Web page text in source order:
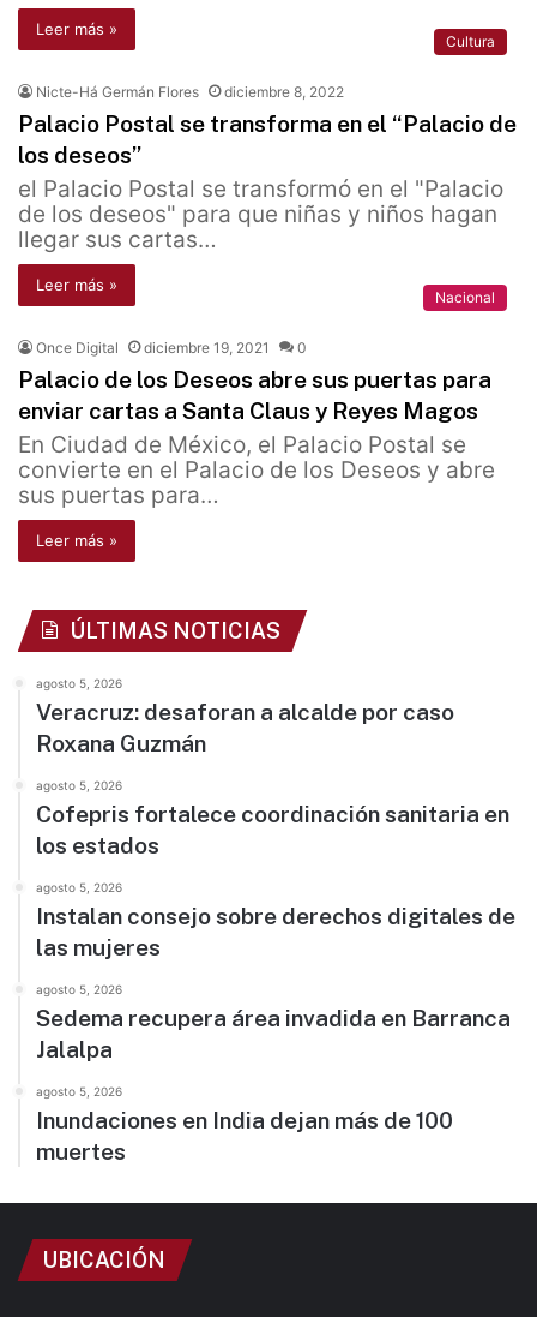
Leer más »
Cultura
Nicte-Há Germán Flores diciembre 8, 2022
Palacio Postal se transforma en el “Palacio de
los deseos”
el Palacio Postal se transformó en el "Palacio
de los deseos" para que niñas y niños hagan
llegar sus cartas…
Leer más »
Nacional
Once Digital diciembre 19, 2021 0
Palacio de los Deseos abre sus puertas para
enviar cartas a Santa Claus y Reyes Magos
En Ciudad de México, el Palacio Postal se
convierte en el Palacio de los Deseos y abre
sus puertas para…
Leer más »
ÚLTIMAS NOTICIAS
agosto 5, 2026
Veracruz: desaforan a alcalde por caso
Roxana Guzmán
agosto 5, 2026
Cofepris fortalece coordinación sanitaria en
los estados
agosto 5, 2026
Instalan consejo sobre derechos digitales de
las mujeres
agosto 5, 2026
Sedema recupera área invadida en Barranca
Jalalpa
agosto 5, 2026
Inundaciones en India dejan más de 100
muertes
UBICACIÓN